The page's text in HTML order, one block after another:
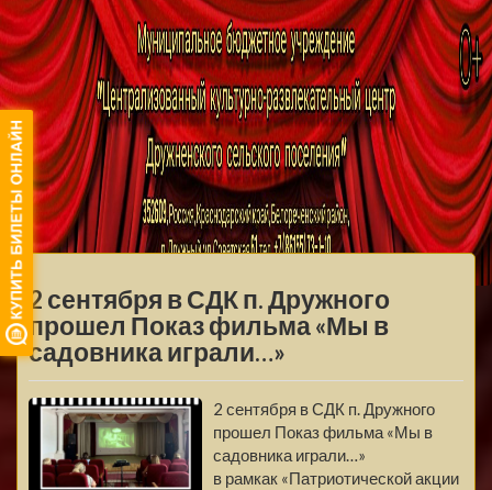
МБУ ЦКРЦ
ДРУЖНЕНСКОГО
СЕЛЬСКОГО
ПОСЕЛЕНИЯ
МЕНЮ
2 сентября в СДК п. Дружного
прошел Показ фильма «Мы в
садовника играли…»
2 сентября в СДК п. Дружного
прошел Показ фильма «Мы в
садовника играли…»
в рамкак «Патриотической акции